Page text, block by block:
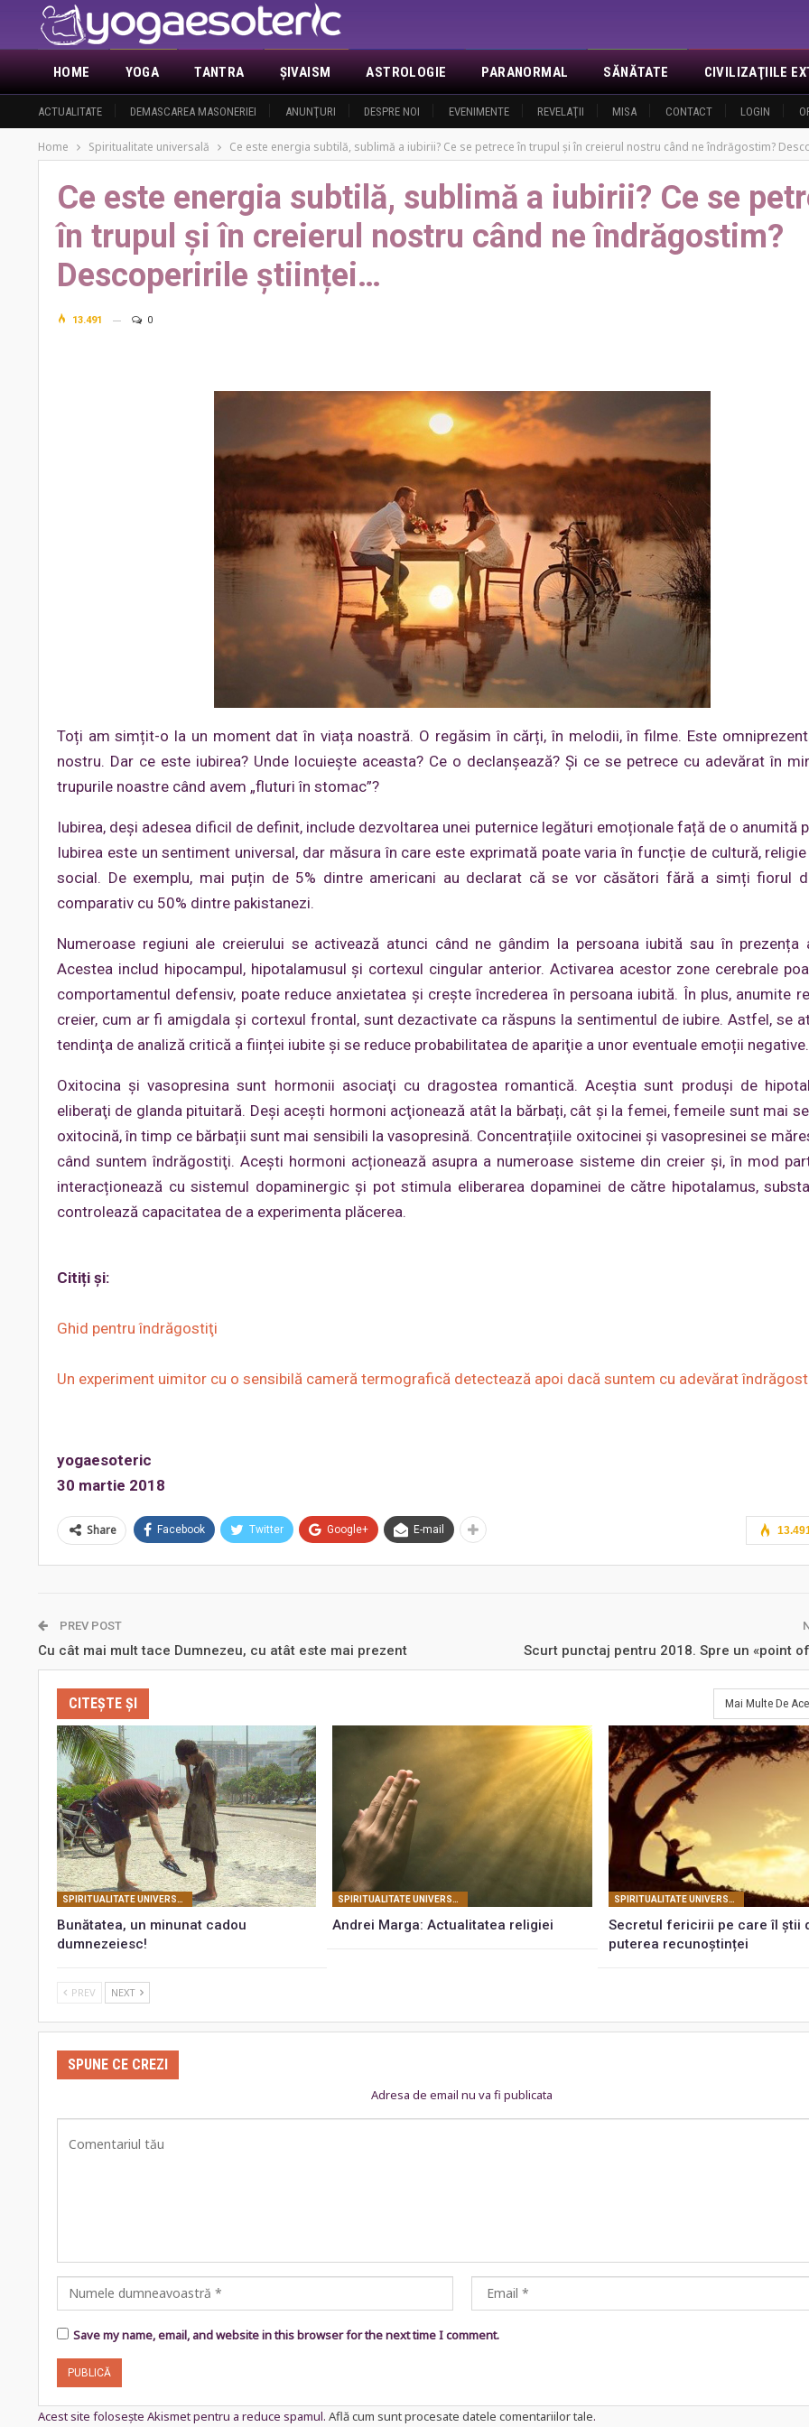
HOME
ACTUALITATE DEMASCAREA MASONERIEI ANUNŢURI DESPRE NOI EVENIMENTE REVELAŢII MISA CONTACT LOGIN
YOGA TANTRA ŞIVAISM ASTROLOGIE PARANORMAL SĂNĂTATE CIVILIZAŢIILE
Home Spiritualitate universală Ce este energia subtilă, sublimă a iubirii? Ce se petrece în trupul și în creierul nostru când ne îndrăgostim?
Ce este energia subtilă, sublimă a iubirii? Ce se
în trupul și în creierul nostru când ne îndrăgostim?
Descoperirile științei…
13.491 0
Toți am simțit-o la un moment dat în viața noastră. O regăsim în cărți, în melodii, în filme. Este
nostru. Dar ce este iubirea? Unde locuiește aceasta? Ce o declanșează? Și ce se petrece cu adevărat în
trupurile noastre când avem „fluturi în stomac”?
Iubirea, deși adesea dificil de definit, include dezvoltarea unei puternice legături emoționale față de o anumită
Iubirea este un sentiment universal, dar măsura în care este exprimată poate varia în funcție de cultură,
social. De exemplu, mai puțin de 5% dintre americani au declarat că se vor căsători fără a simți fiorul
comparativ cu 50% dintre pakistanezi.
Numeroase regiuni ale creierului se activează atunci când ne gândim la persoana iubită sau în prezența
Acestea includ hipocampul, hipotalamusul și cortexul cingular anterior. Activarea acestor zone cerebrale
comportamentul defensiv, poate reduce anxietatea și crește încrederea în persoana iubită. În plus, anumite
creier, cum ar fi amigdala și cortexul frontal, sunt dezactivate ca răspuns la sentimentul de iubire. Astfel, se
tendinţa de analiză critică a ființei iubite şi se reduce probabilitatea de apariţie a unor eventuale emoții negative.
Oxitocina și vasopresina sunt hormonii asociaţi cu dragostea romantică. Aceștia sunt produşi de
eliberaţi de glanda pituitară. Deşi aceşti hormoni acţionează atât la bărbați, cât și la femei, femeile sunt mai
oxitocină, în timp ce bărbații sunt mai sensibili la vasopresină. Concentrațiile oxitocinei și vasopresinei se
când suntem îndrăgostiţi. Acești hormoni acționează asupra a numeroase sisteme din creier și, în mod
interacționează cu sistemul dopaminergic şi pot stimula eliberarea dopaminei de către hipotalamus,
controlează capacitatea de a experimenta plăcerea.
Citiți și:
Ghid pentru îndrăgostiţi
Un experiment uimitor cu o sensibilă cameră termografică detectează apoi dacă suntem cu adevărat
yogaesoteric
30 martie 2018
Share Facebook Twitter Google+ E-mail
PREV POST
Cu cât mai mult tace Dumnezeu, cu atât este mai prezent Scurt punctaj pentru 2018. Spre un «point
CITEȘTE ȘI Mai Multe De
SPIRITUALITATE UNIVERSALĂ
Bunătatea, un minunat cadou
dumnezeiesc!
SPIRITUALITATE UNIVERSALĂ
Andrei Marga: Actualitatea religiei
SPIRITUALITATE UNIVERSALĂ
Secretul fericirii pe care îl știi
puterea recunoștinței
PREV NEXT
SPUNE CE CREZI
Adresa de email nu va fi publicata
Save my name, email, and website in this browser for the next time I comment.
Acest site folosește Akismet pentru a reduce spamul. Află cum sunt procesate datele comentariilor tale.